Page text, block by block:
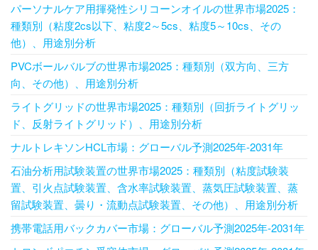
パーソナルケア用揮発性シリコーンオイルの世界市場2025：
種類別（粘度2cs以下、粘度2～5cs、粘度5～10cs、その
他）、用途別分析
PVCボールバルブの世界市場2025：種類別（双方向、三方
向、その他）、用途別分析
ライトグリッドの世界市場2025：種類別（回折ライトグリッ
ド、反射ライトグリッド）、用途別分析
ナルトレキソンHCL市場：グローバル予測2025年-2031年
石油分析用試験装置の世界市場2025：種類別（粘度試験装
置、引火点試験装置、含水率試験装置、蒸気圧試験装置、蒸
留試験装置、曇り・流動点試験装置、その他）、用途別分析
携帯電話用バックカバー市場：グローバル予測2025年-2031年